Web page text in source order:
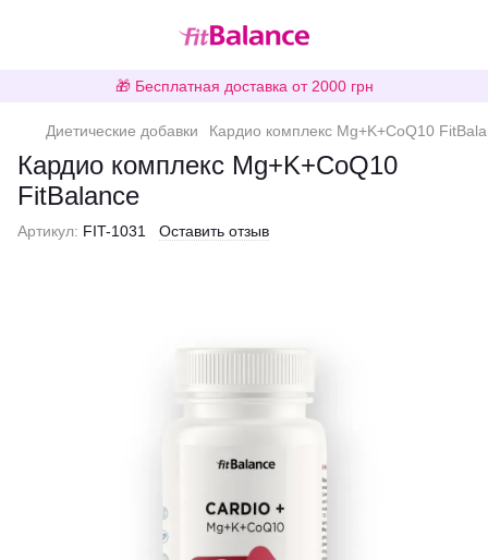
🎁 Бесплатная доставка от 2000 грн
Диетические добавки Кардио комплекс Mg+K+CoQ10
Кардио комплекс Mg+K+CoQ10
FitBalance
Артикул: FIT-1031 Оставить отзыв